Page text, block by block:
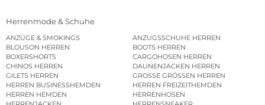
Herrenmode & Schuhe
ANZÜGE & SMOKINGS
ANZUGSSCHUHE HERREN
BLOUSON HERREN
BOOTS HERREN
BOXERSHORTS
CARGOHOSEN HERREN
CHINOS HERREN
DAUNENJACKEN HERREN
GILETS HERREN
GROSSE GRÖSSEN HERREN
HERREN BUSINESSHEMDEN
HERREN FREIZEITHEMDEN
HERREN HEMDEN
HERRENHOSEN